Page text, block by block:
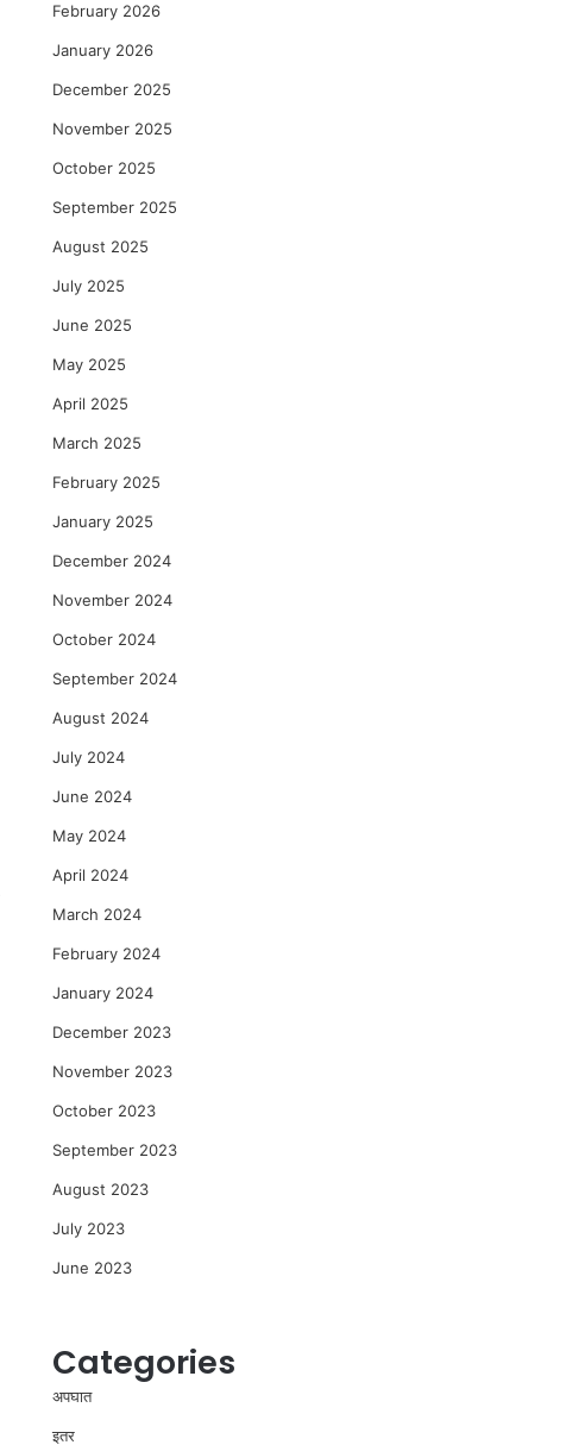
February 2026
January 2026
December 2025
November 2025
October 2025
September 2025
August 2025
July 2025
June 2025
May 2025
April 2025
March 2025
February 2025
January 2025
December 2024
November 2024
October 2024
September 2024
August 2024
July 2024
June 2024
May 2024
April 2024
March 2024
February 2024
January 2024
December 2023
November 2023
October 2023
September 2023
August 2023
July 2023
June 2023
Categories
अपघात
इतर